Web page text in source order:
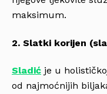
maksimum.
2. Slatki korijen
Sladić je u
od najmoćnijih